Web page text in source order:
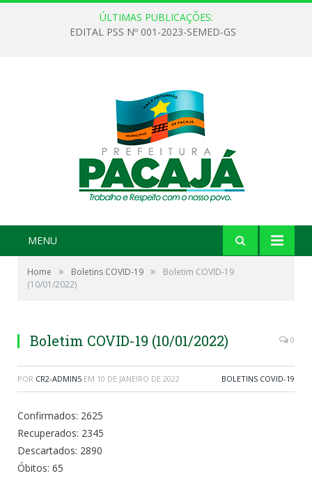
ÚLTIMAS PUBLICAÇÕES:
EDITAL PSS Nº 001-2023-SEMED-GS
MENU
Home » Boletins COVID-19 »
Boletim COVID-19
(10/01/2022)
Boletim COVID-19 (10/01/2022) 0
POR CR2-ADMIN5 EM 10 DE JANEIRO DE 2022 BOLETINS COVID-19
Confirmados: 2625
Recuperados: 2345
Descartados: 2890
Óbitos: 65